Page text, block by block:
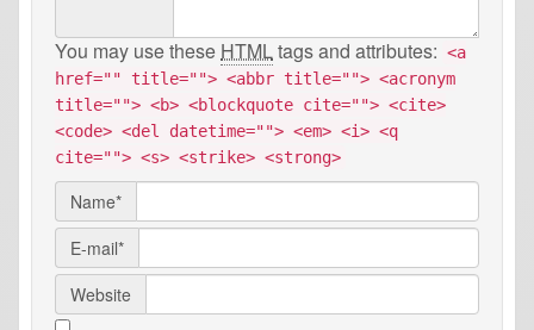
You may use these HTMLtags and attributes: <a
href="" title=""> <abbr title=""> <acronym
title=""> <b> <blockquote cite=""> <cite>
<code> <del datetime=""> <em> <i> <q
cite=""> <s> <strike> <strong>
Name*
E-mail*
Website